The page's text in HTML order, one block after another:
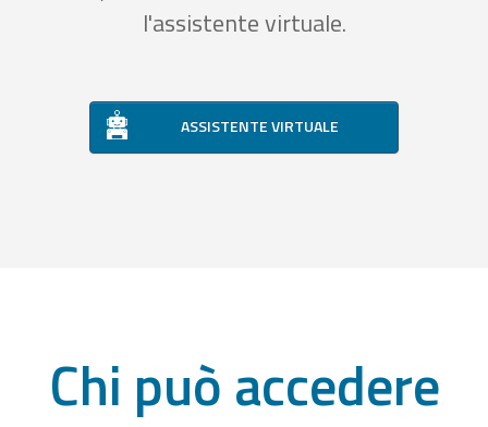
l'assistente virtuale.
ASSISTENTE VIRTUALE
Chi può accedere